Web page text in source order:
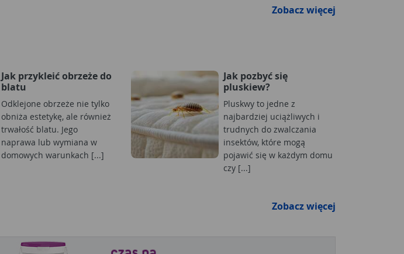
Zobacz więcej
Jak przykleić obrzeże do
blatu
Odklejone obrzeże nie tylko
obniża estetykę, ale również
trwałość blatu. Jego
naprawa lub wymiana w
domowych warunkach [...]
Jak pozbyć się
pluskiew?
Pluskwy to jedne z
najbardziej uciążliwych i
trudnych do zwalczania
insektów, które mogą
pojawić się w każdym domu
czy [...]
Zobacz więcej